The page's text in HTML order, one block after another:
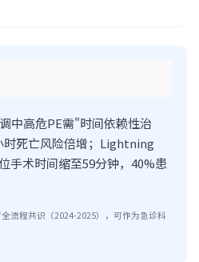
中高危PE需"时间依赖性治
时死亡风险倍增；Lightning
手术时间缩至59分钟，40%患
流程共识（2024-2025），可作为急诊科